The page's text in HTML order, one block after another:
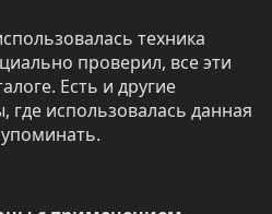
техника
проверил, все эти
Есть и другие
где использовалась данная